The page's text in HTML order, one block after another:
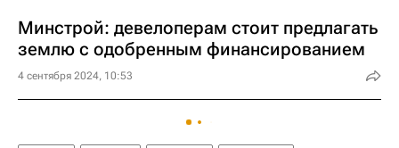
Минстрой: девелоперам стоит предлагать
землю с одобренным финансированием
4 сентября 2024, 10:53